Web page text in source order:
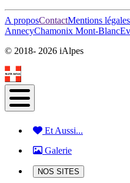
A proposContactMentions légales
AnnecyChamonix Mont-Blanc
© 2018- 2026 iAlpes
Et Aussi...
Galerie
NOS SITES